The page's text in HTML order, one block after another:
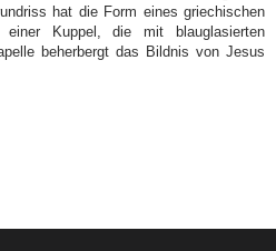
hat die Form eines griechischen
Kuppel, die mit blauglasierten
beherbergt das Bildnis von Jesus